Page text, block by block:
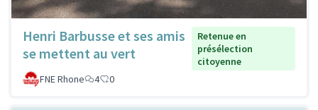
Henri Barbusse et ses amis
se mettent au vert
Retenue en
présélection
citoyenne
FNE Rhone
4 0